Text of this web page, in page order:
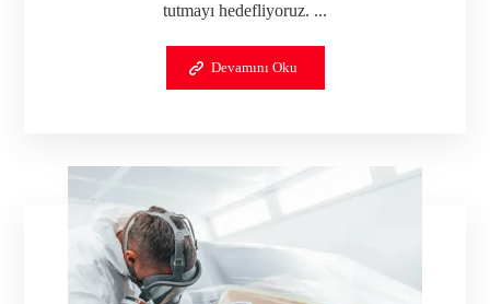
tutmayı hedefliyoruz. ...
Devamını Oku